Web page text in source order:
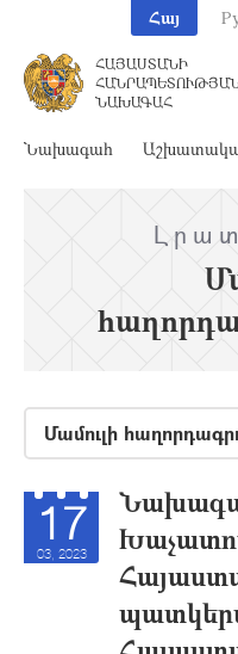
Հայ
ՀԱՅԱՍՏԱՆԻ
ՆԱԽԱԳԱՀ
Նախագահ
Մամուլի
17
03, 2023